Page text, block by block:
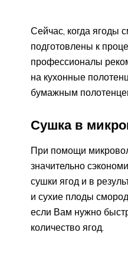
Сейчас, когда ягоды
подготовлены к
профессионалы
на кухонные
бумажным
Сушка в
При помощи
значительно
сушки ягод и в
и сухие плоды
если Вам нужно
количество ягод.